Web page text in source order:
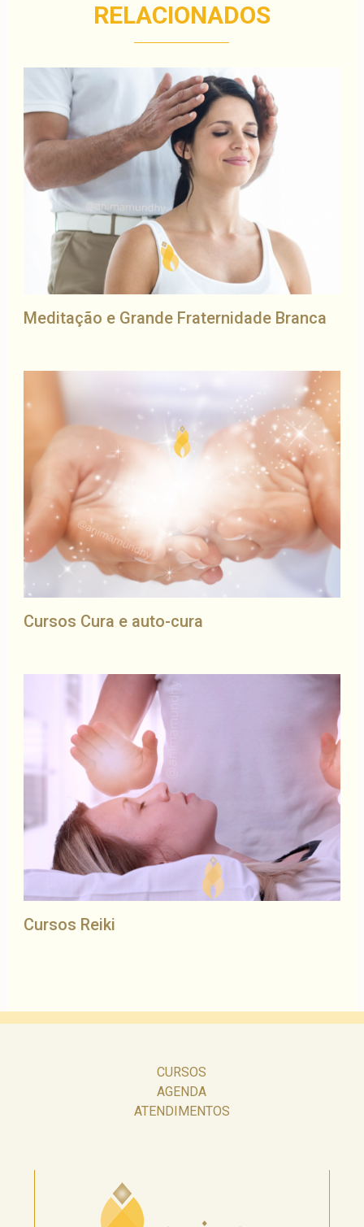
RELACIONADOS
Meditação e Grande Fraternidade Branca
Cursos Cura e auto-cura
Cursos Reiki
CURSOS
AGENDA
ATENDIMENTOS